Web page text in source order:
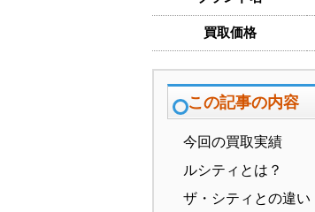
買取価格
この記事の内容
今回の買取実績
ルシティとは？
ザ・シティとの違い